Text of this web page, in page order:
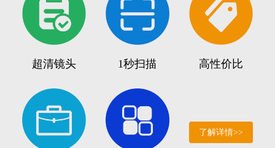
超清镜头 1秒扫描 高性价比
了解详情>>